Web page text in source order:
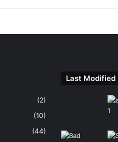
(2)
(10)
(44)
Last Modified